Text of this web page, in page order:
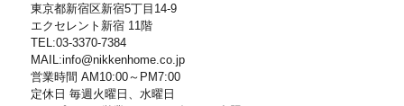
東京都新宿区新宿5丁目14-9
エクセレント新宿 11階
TEL:03-3370-7384
MAIL:info@nikkenhome.co.jp
営業時間 AM10:00～PM7:00
定休日 毎週火曜日、水曜日